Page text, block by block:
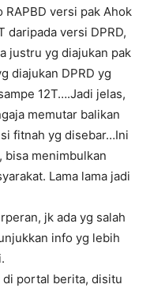
versi pak Ahok
daripada versi DPRD,
justru yg diajukan pak
diajukan DPRD yg
12T….Jadi jelas,
memutar balikan
fitnah yg disebar…Ini
bisa menimbulkan
Lama lama jadi
jk ada yg salah
info yg lebih
portal berita, disitu